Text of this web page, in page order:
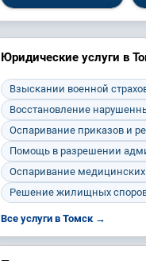
Юридические услуги в
Взыскании военной
Восстановление
Оспаривание приказов и
Помощь в разрешении
Оспаривание
Решение жилищных
Все услуги в Томск →